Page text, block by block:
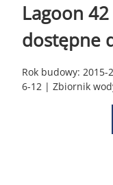
Lagoon
dostępne
Rok budowy:
6-12 | Zbiornik